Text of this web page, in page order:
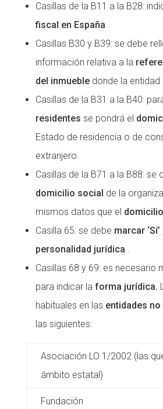
Casillas de la B11 a la B28:
fiscal en España .
Casillas B30 y B39: se debe
información relativa a la
del inmuebledonde la entidad
Casillas de la B31 a la B40:
residentes se pondrá el
Estado de residencia o de
extranjero.
Casillas de la B71 a la B88: se
domicilio social de la
mismos datos que el
Casilla 65: se debe marcar ‘Sí’
personalidad jurídica .
Casillas 68 y 69: es necesario
para indicar la forma jurídica.
habituales en las entidades
las siguientes:
Asociación LO 1/2002 (las
ámbito estatal)
Fundación